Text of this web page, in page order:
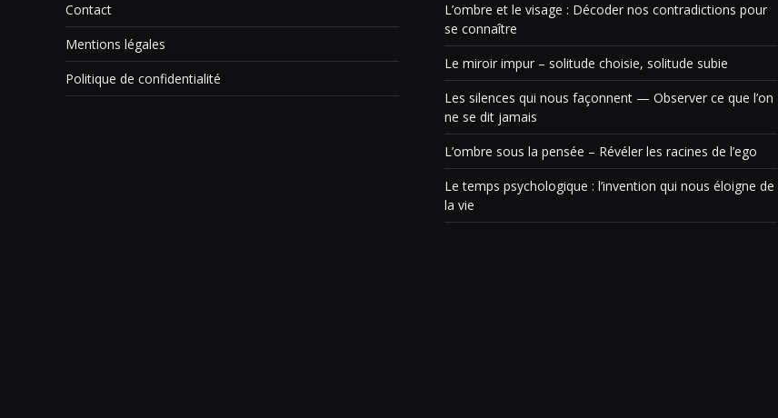
Contact
Mentions légales
Politique de confidentialité
L’ombre et le visage : Décoder nos contradictions pour
se connaître
Le miroir impur – solitude choisie, solitude subie
Les silences qui nous façonnent — Observer ce que l’on
ne se dit jamais
L’ombre sous la pensée – Révéler les racines de l’ego
Le temps psychologique : l’invention qui nous éloigne de
la vie